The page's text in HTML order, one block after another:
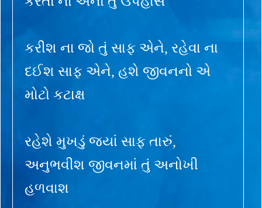
કરીશ ના જો તું સાફ એને, રહેવા ના
દઈશ સાફ એને, હશે જીવનનો એ
મોટો કટાક્ષ
રહેશે મુખડું જ્યાં સાફ તારું,
અનુભવીશ જીવનમાં તું અનોખી
હળવાશ